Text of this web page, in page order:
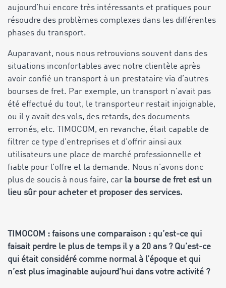
aujourd’hui encore très intéressants et pratiques pour
résoudre des problèmes complexes dans les différentes
phases du transport.
Auparavant, nous nous retrouvions souvent dans des
situations inconfortables avec notre clientèle après
avoir confié un transport à un prestataire via d’autres
bourses de fret. Par exemple, un transport n’avait pas
été effectué du tout, le transporteur restait injoignable,
ou il y avait des vols, des retards, des documents
erronés, etc. TIMOCOM, en revanche, était capable de
filtrer ce type d’entreprises et d’offrir ainsi aux
utilisateurs une place de marché professionnelle et
fiable pour l’offre et la demande. Nous n’avons donc
plus de soucis à nous faire, car la bourse de fret est un
lieu sûr pour acheter et proposer des services.
TIMOCOM : faisons une comparaison : qu’est-ce qui
faisait perdre le plus de temps il y a 20 ans ? Qu’est-ce
qui était considéré comme normal à l’époque et qui
n’est plus imaginable aujourd’hui dans votre activité ?